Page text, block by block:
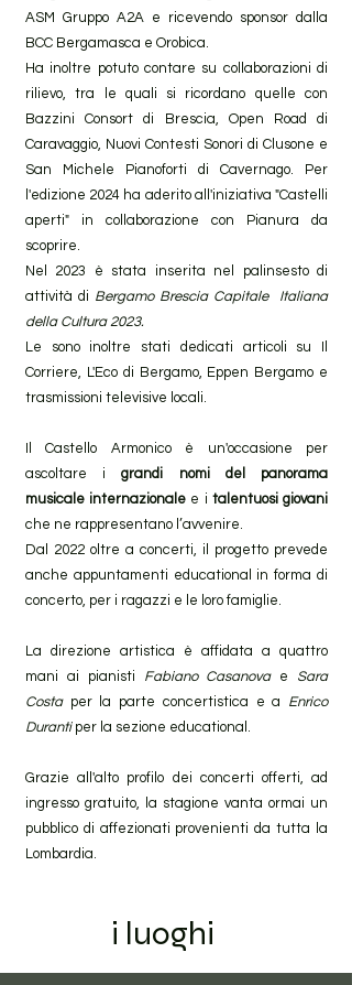
ASM Gruppo A2A e ricevendo sponsor dalla
BCC Bergamasca e Orobica.
Ha inoltre potuto contare su collaborazioni di
rilievo, tra le quali si ricordano quelle con
Bazzini Consort di Brescia, Open Road di
Caravaggio, Nuovi Contesti Sonori di Clusone e
San Michele Pianoforti di Cavernago. Per
l'edizione 2024 ha aderito all'iniziativa "Castelli
aperti" in collaborazione con Pianura da
scoprire.
Nel 2023 è stata inserita nel palinsesto di
attività di Bergamo Brescia Capitale Italiana
della Cultura 2023.
Le sono inoltre stati dedicati articoli su Il
Corriere, L'Eco di Bergamo, Eppen Bergamo e
trasmissioni televisive locali.
Il Castello Armonico è un'occasione per
ascoltare igrandi nomi del panorama
musicale internazionale e i talentuosi giovani
che ne rappresentano l’avvenire.
Dal 2022 oltre a concerti, il progetto prevede
anche appuntamenti educational in forma di
concerto, per i ragazzi e le loro famiglie.
La direzione artistica è affidata a quattro
mani ai pianisti
Fabiano Casanova e Sara
Costaper la parte concertistica e a Enrico
Durantiper la sezione educational.
Grazie all'alto profilo dei concerti offerti, ad
ingresso gratuito, la stagione vanta ormai un
pubblico di affezionati provenienti da tutta la
Lombardia.
i luoghi